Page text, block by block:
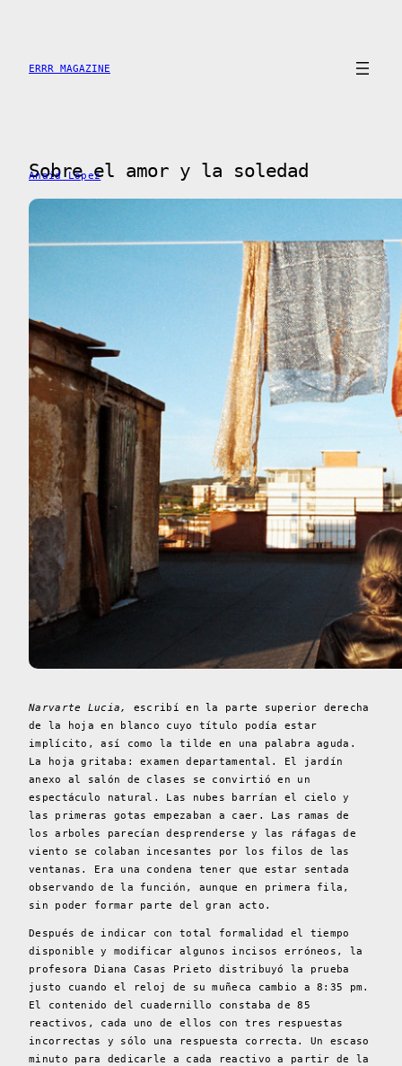
content
ERRR MAGAZINE
Sobre el amor y la soledad
Anaíd López
Narvarte Lucia, escribí en la parte superior derecha
de la hoja en blanco cuyo título podía estar
implícito, así como la tilde en una palabra aguda.
La hoja gritaba: examen departamental. El jardín
anexo al salón de clases se convirtió en un
espectáculo natural. Las nubes barrían el cielo y
las primeras gotas empezaban a caer. Las ramas de
los arboles parecían desprenderse y las ráfagas de
viento se colaban incesantes por los filos de las
ventanas. Era una condena tener que estar sentada
observando de la función, aunque en primera fila,
sin poder formar parte del gran acto.
Después de indicar con total formalidad el tiempo
disponible y modificar algunos incisos erróneos, la
profesora Diana Casas Prieto distribuyó la prueba
justo cuando el reloj de su muñeca cambio a 8:35 pm.
El contenido del cuadernillo constaba de 85
reactivos, cada uno de ellos con tres respuestas
incorrectas y sólo una respuesta correcta. Un escaso
minuto para dedicarle a cada reactivo a partir de la